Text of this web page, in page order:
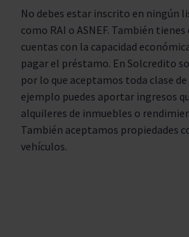
No debes estar inscrito en ningún
como RAI o ASNEF. También
cuentas con la capacidad
pagar el préstamo. En Solcredito
por lo que aceptamos toda clase
ejemplo puedes aportar ingresos
alquileres de inmuebles o
También aceptamos propiedades
vehículos.